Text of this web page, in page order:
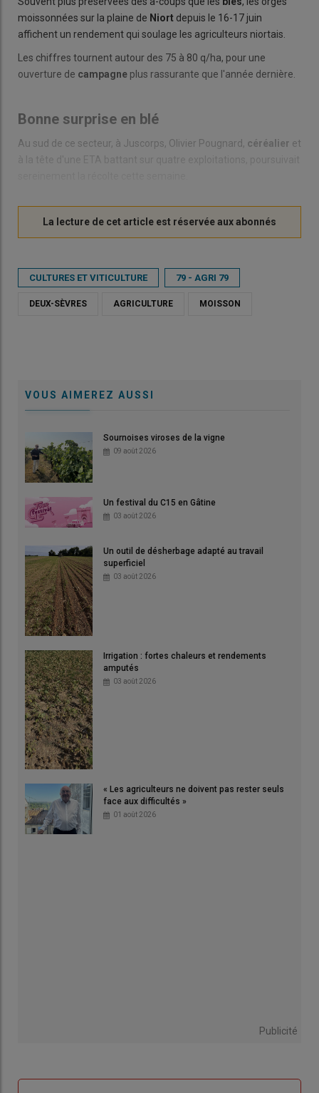
moissonnées sur la plaine de Niort depuis le 16-17 juin
affichent un rendement qui soulage les agriculteurs niortais.
Les chiffres tournent autour des 75 à 80 q/ha, pour une
ouverture de campagne plus rassurante que l'année dernière.
Bonne surprise en blé
Au sud de ce secteur, à Juscorps, Olivier Pougnard, céréalier et
à la tête d'une ETA battant sur quatre exploitations, poursuivait
CULTURES ET VITICULTURE 79 - AGRI 79
DEUX-SÈVRES AGRICULTURE MOISSON
VOUS AIMEREZ AUSSI
Sournoises viroses de la vigne
09 août 2026
Un festival du C15 en Gâtine
03 août 2026
Un outil de désherbage adapté au travail
superficiel
03 août 2026
Irrigation : fortes chaleurs et rendements
amputés
03 août 2026
« Les agriculteurs ne doivent pas rester seuls
face aux difficultés »
01 août 2026
Publicité